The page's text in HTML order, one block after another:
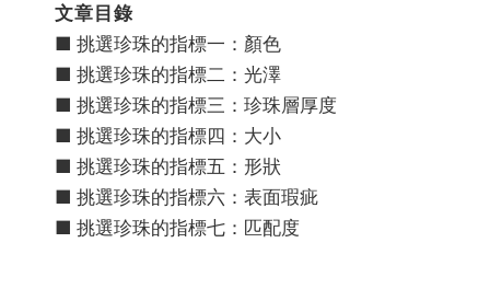
文章目錄
■ 挑選珍珠的指標一：顏色
■ 挑選珍珠的指標二：光澤
■ 挑選珍珠的指標三：珍珠層厚度
■ 挑選珍珠的指標四：大小
■ 挑選珍珠的指標五：形狀
■ 挑選珍珠的指標六：表面瑕疵
■ 挑選珍珠的指標七：匹配度